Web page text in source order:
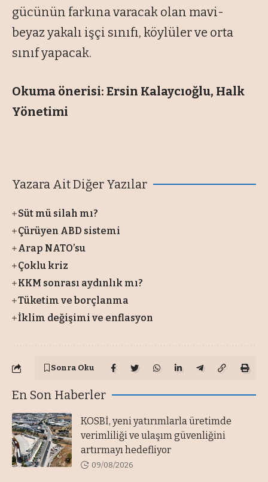
gücünün farkına varacak olan mavi-
beyaz yakalı işçi sınıfı, köylüler ve orta
sınıf yapacak.
Okuma önerisi: Ersin Kalaycıoğlu, Halk
Yönetimi
Yazara Ait Diğer Yazılar
Süt mü silah mı?
Çürüyen ABD sistemi
Arap NATO’su
Çoklu kriz
KKM sonrası aydınlık mı?
Tüketim ve borçlanma
İklim değişimi ve enflasyon
Sonra Oku
En Son Haberler
KOSBİ, yeni yatırımlarla üretimde
verimliliği ve ulaşım güvenliğini
artırmayı hedefliyor
09/08/2026